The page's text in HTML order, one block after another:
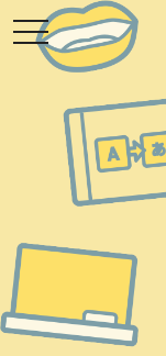
toggle navigation